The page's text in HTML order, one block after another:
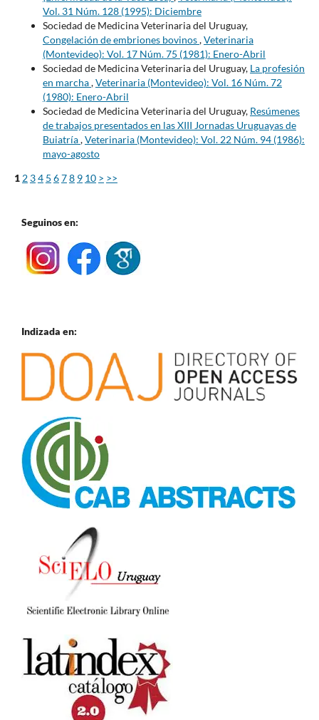
Vol. 31 Núm. 128 (1995): Diciembre
Sociedad de Medicina Veterinaria del Uruguay,
Congelación de embriones bovinos,Veterinaria
(Montevideo): Vol. 17 Núm. 75 (1981): Enero-Abril
Sociedad de Medicina Veterinaria del Uruguay, La profesión
en marcha,Veterinaria (Montevideo): Vol. 16 Núm. 72
(1980): Enero-Abril
Sociedad de Medicina Veterinaria del Uruguay, Resúmenes
de trabajos presentados en las XIII Jornadas Uruguayas de
Buiatría,Veterinaria (Montevideo): Vol. 22 Núm. 94 (1986):
mayo-agosto
1 2 34 5 678 9 10 > >>
Seguinos en:
Indizada en: